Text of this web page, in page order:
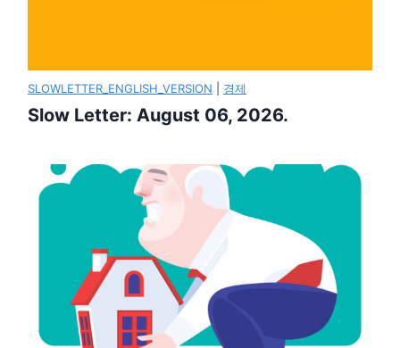
SLOWLETTER_ENGLISH_VERSION 경제
Slow Letter: August 06, 2026.